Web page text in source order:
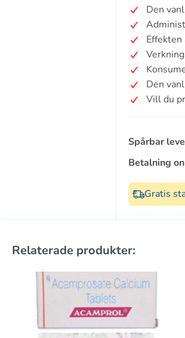
Den
Den
Vill du
Spårbar
Betalning
Gratis
Relaterade produkter: